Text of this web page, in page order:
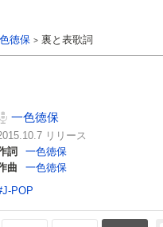
徳保 裏と表歌詞
一色徳保
リリース
詞
一色徳保
曲
一色徳保
POP